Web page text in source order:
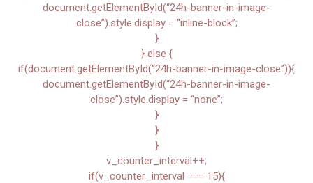
document.getElementById(“24h-banner-in-image-
close”).style.display = “inline-block”;
}
} else {
if(document.getElementById(“24h-banner-in-image-close”)){
document.getElementById(“24h-banner-in-image-
close”).style.display = “none”;
}
}
}
v_counter_interval++;
if(v_counter_interval === 15){